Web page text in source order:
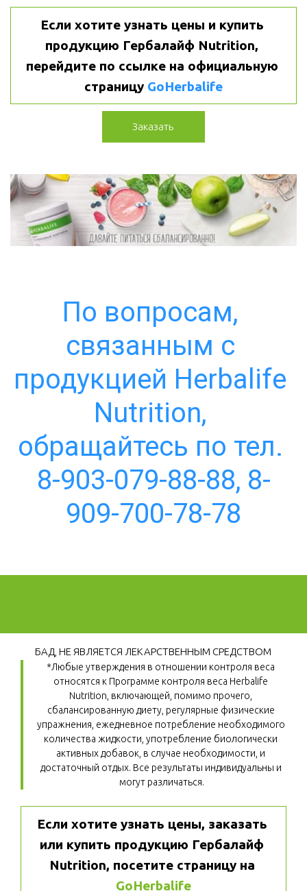
Если хотите узнать цены и купить
продукцию Гербалайф Nutrition,
перейдите по ссылке на официальную
страницу GoHerbalife
Заказать
По вопросам,
связанным с
продукцией Herbalife
Nutrition,
обращайтесь по тел.
8-903-079-88-88, 8-
909-700-78-78
БАД, НЕ ЯВЛЯЕТСЯ ЛЕКАРСТВЕННЫМ СРЕДСТВОМ
*Любые утверждения в отношении контроля веса
относятся к Программе контроля веса Herbalife
Nutrition, включающей, помимо прочего,
сбалансированную диету, регулярные физические
упражнения, ежедневное потребление необходимого
количества жидкости, употребление биологически
активных добавок, в случае необходимости, и
достаточный отдых. Все результаты индивидуальны и
могут различаться.
Если хотите узнать цены, заказать
или купить продукцию Гербалайф
GoHerbalife